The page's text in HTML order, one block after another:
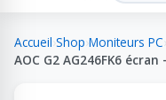
Accueil Shop Moniteurs PC
AOC G2 AG246FK6